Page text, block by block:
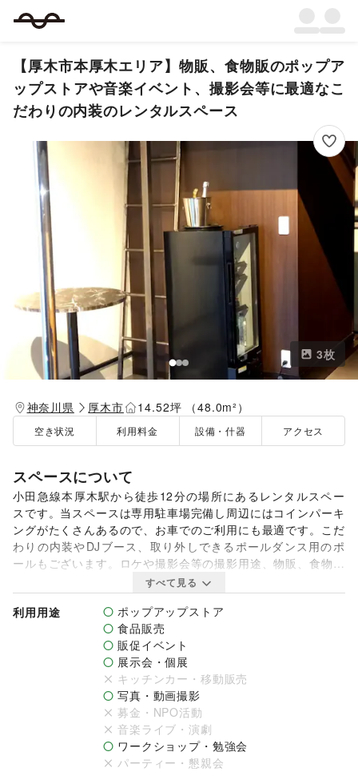
【厚木市本厚木エリア】物販、食物販のポップア
ップストアや音楽イベント、撮影会等に最適なこ
だわりの内装のレンタルスペース
3枚
神奈川県 厚木市 14.52坪 （48.0m²）
空き状況 利用料金 設備・什器 アクセス
スペースについて
小田急線本厚木駅から徒歩12分の場所にあるレンタルスペー
スです。当スペースは専用駐車場完備し周辺にはコインパーキ
ングがたくさんあるので、お車でのご利用にも最適です。こだ
わりの内装やDJブース、取り外しできるポールダンス用のポ
ールもございます。ロケや撮影会等の撮影用途、物販、食物販
のポップアップストア、イベント実施におすすめです。是非お
気軽にお問い合わせください。
【利用可能時間】
※ご利用時間は厳守でお願い致します。
※飲食については事前にご相談ください。
すべて見る
利用用途
ポップアップストア
食品販売
販促イベント
展示会・個展
キッチンカー・移動販売
写真・動画撮影
募金・NPO活動
音楽ライブ・演劇
ワークショップ・勉強会
パーティー・懇親会